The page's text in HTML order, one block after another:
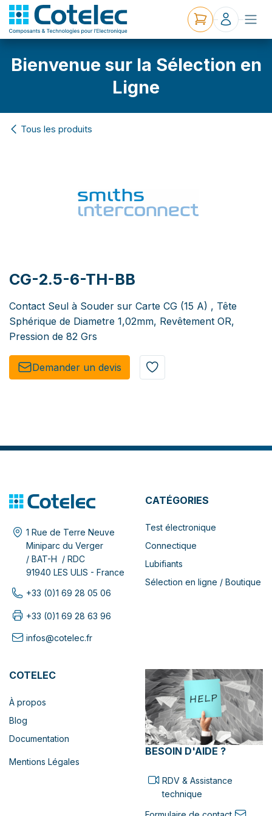
Bienvenue sur la Sélection en
Ligne
Tous les produits
CG-2.5-6-TH-BB
Contact Seul à Souder sur Carte CG (15 A) , Tête
Sphérique de Diametre 1,02mm, Revêtement OR,
Pression de 82 Grs
Demander un de​​vis​​
1 Rue de Terre Neuve
Miniparc du Verger
/ BAT-H / RDC
91940 LES ULIS - France
+33 (0)1 69 28 05 06
+33 (0)1 69 28 63 96
infos@cotelec.fr
CATÉGORIES
Test électronique
Connectique
Lubifiants
Sélection en ligne / Boutique
COTELEC
À propos
Blog
Documentation
Mentions Légales
BESOIN D'AIDE ?
RDV & Assistance
technique